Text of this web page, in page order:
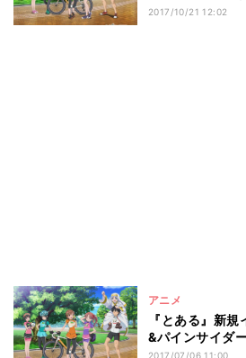
2017/10/21 12:02
アニメ
『とある』新
&パインサイダ
2017/07/06 11:00